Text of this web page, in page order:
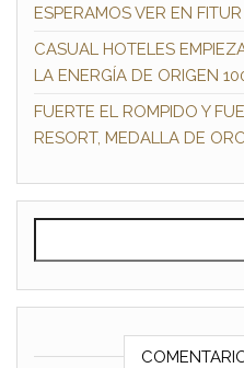
ESPERAMOS VER EN
CASUAL HOTELES
LA ENERGÍA DE ORIGEN
FUERTE EL ROMPIDO Y
RESORT, MEDALLA DE